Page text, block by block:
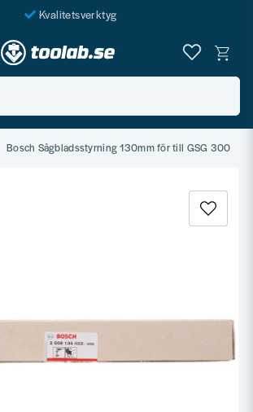
Kvalitetsverktyg
Fraktfritt över 999 SEK*
En järnhandel för alla
Bosch Sågbladsstyrning 130mm för till GSG 300